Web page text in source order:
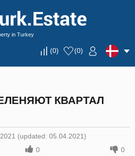
in Turkey
(0) (0)
КВАРТАЛ
(updated: 05.04.2021)
0 0